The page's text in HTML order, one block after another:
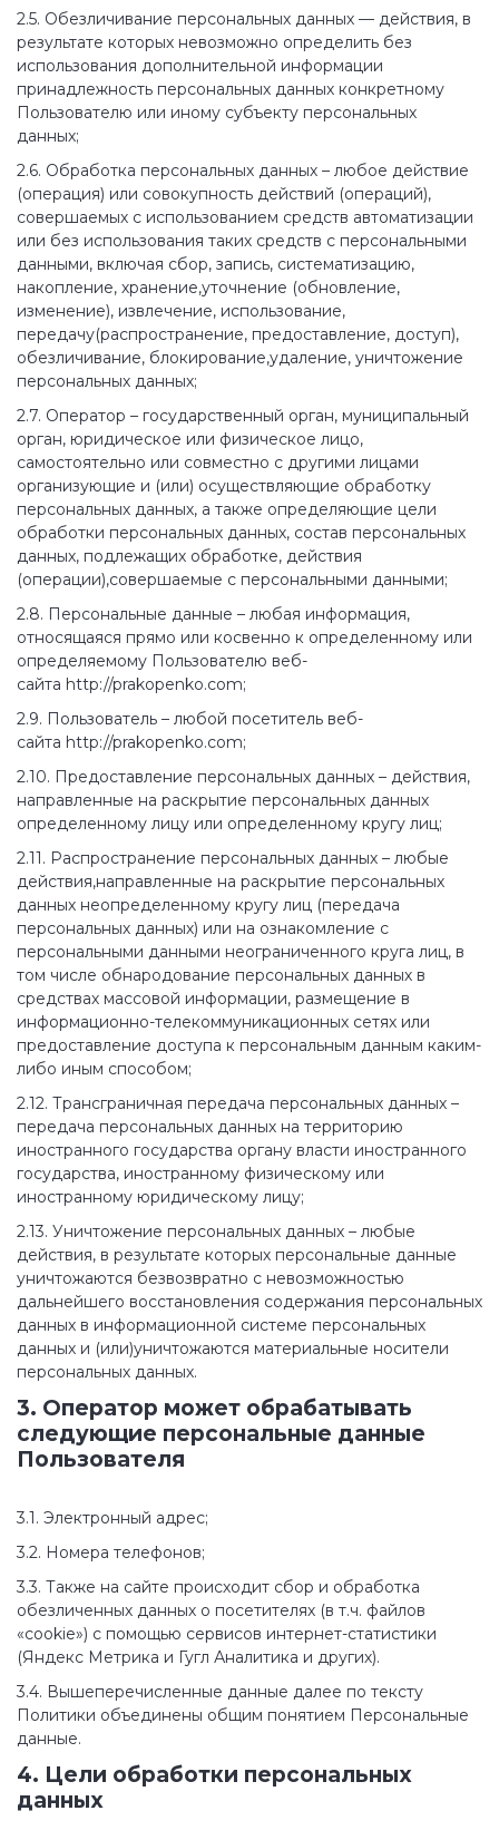
2.5. Обезличивание персональных данных — действия, в
результате которых невозможно определить без
использования дополнительной информации
принадлежность персональных данных конкретному
Пользователю или иному субъекту персональных
данных;
2.6. Обработка персональных данных – любое действие
(операция) или совокупность действий (операций),
совершаемых с использованием средств автоматизации
или без использования таких средств с персональными
данными, включая сбор, запись, систематизацию,
накопление, хранение,уточнение (обновление,
изменение), извлечение, использование,
передачу(распространение, предоставление, доступ),
обезличивание, блокирование,удаление, уничтожение
персональных данных;
2.7. Оператор – государственный орган, муниципальный
орган, юридическое или физическое лицо,
самостоятельно или совместно с другими лицами
организующие и (или) осуществляющие обработку
персональных данных, а также определяющие цели
обработки персональных данных, состав персональных
данных, подлежащих обработке, действия
(операции),совершаемые с персональными данными;
2.8. Персональные данные – любая информация,
относящаяся прямо или косвенно к определенному или
определяемому Пользователю веб-
сайта http://prakopenko.com;
2.9. Пользователь – любой посетитель веб-
сайта http://prakopenko.com;
2.10. Предоставление персональных данных – действия,
направленные на раскрытие персональных данных
определенному лицу или определенному кругу лиц;
2.11. Распространение персональных данных – любые
действия,направленные на раскрытие персональных
данных неопределенному кругу лиц (передача
персональных данных) или на ознакомление с
персональными данными неограниченного круга лиц, в
том числе обнародование персональных данных в
средствах массовой информации, размещение в
информационно-телекоммуникационных сетях или
предоставление доступа к персональным данным каким-
либо иным способом;
2.12. Трансграничная передача персональных данных –
передача персональных данных на территорию
иностранного государства органу власти иностранного
государства, иностранному физическому или
иностранному юридическому лицу;
2.13. Уничтожение персональных данных – любые
действия, в результате которых персональные данные
уничтожаются безвозвратно с невозможностью
дальнейшего восстановления содержания персональных
данных в информационной системе персональных
данных и (или)уничтожаются материальные носители
персональных данных.
3. Оператор может обрабатывать
следующие персональные данные
Пользователя
3.1. Электронный адрес;
3.2. Номера телефонов;
3.3. Также на сайте происходит сбор и обработка
обезличенных данных о посетителях (в т.ч. файлов
«cookie») с помощью сервисов интернет-статистики
(Яндекс Метрика и Гугл Аналитика и других).
3.4. Вышеперечисленные данные далее по тексту
Политики объединены общим понятием Персональные
данные.
4. Цели обработки персональных
данных